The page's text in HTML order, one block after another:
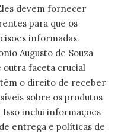
devem fornecer
para que os
informadas.
Augusto de Souza
faceta crucial
o direito de receber
sobre os produtos
Isso inclui informações
entrega e políticas de